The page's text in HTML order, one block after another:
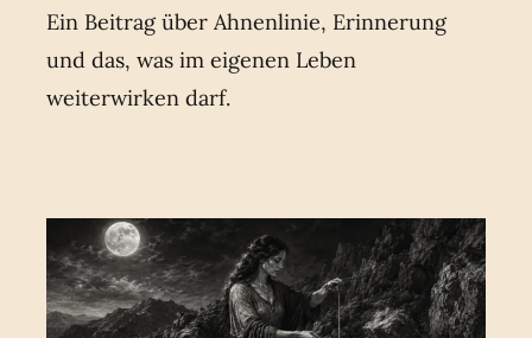
Ein Beitrag über Ahnenlinie, Erinnerung
und das, was im eigenen Leben
weiterwirken darf.